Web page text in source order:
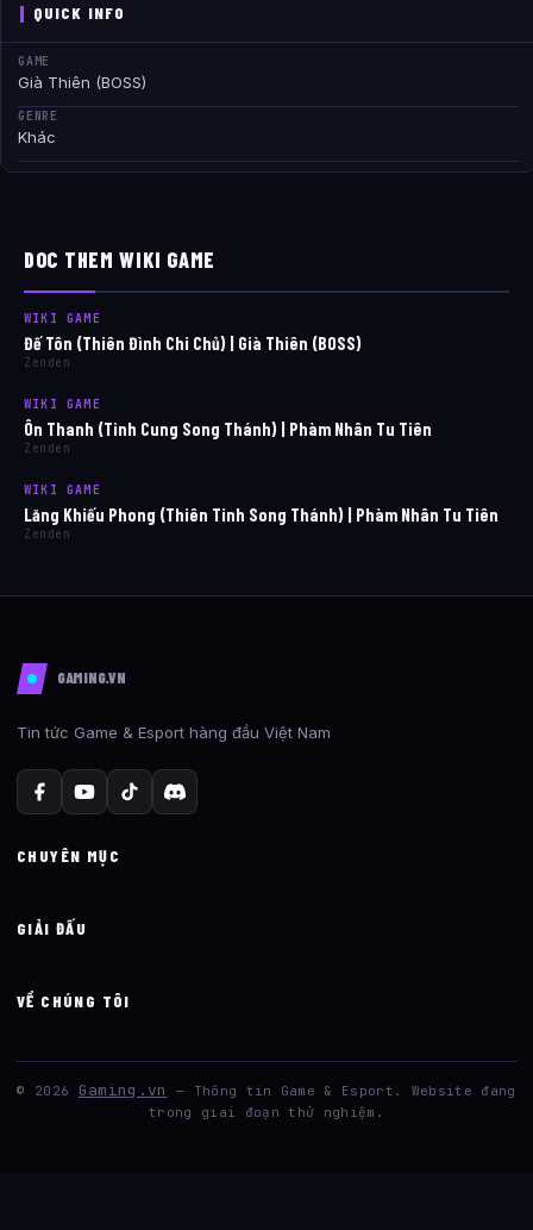
QUICK INFO
GAME
Già Thiên (BOSS)
GENRE
Khác
DOC THEM WIKI GAME
WIKI GAME
Đế Tôn (Thiên Đình Chi Chủ) | Già Thiên (BOSS)
Zenden
WIKI GAME
Ôn Thanh (Tinh Cung Song Thánh) | Phàm Nhân Tu Tiên
Zenden
WIKI GAME
Lăng Khiếu Phong (Thiên Tinh Song Thánh) | Phàm Nhân Tu Tiên
Zenden
GAMING.VN
Tin tức Game & Esport hàng đầu Việt Nam
CHUYÊN MỤC
GIẢI ĐẤU
VỀ CHÚNG TÔI
© 2026 Gaming.vn
— Thông tin Game & Esport. Website đang
trong giai đoạn thử nghiệm.